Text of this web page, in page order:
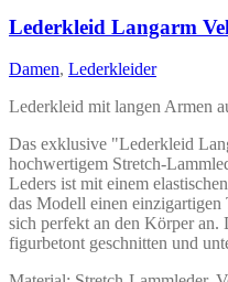
auf.
Die
Optionen
können
auf
Produktseite
gewählt
werden
Lederkleid Langarm
Damen, Lederkleider
Lederkleid mit langen Armen
Das exklusive "Lederkleid
hochwertigem Stretch-
Leders ist mit einem
das Modell einen
sich perfekt an den Körper an.
figurbetont geschnitten und